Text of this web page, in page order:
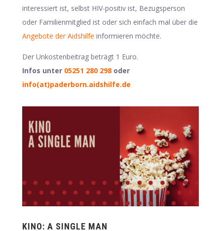
interessiert ist, selbst HIV-positiv ist, Bezugsperson
oder Familienmitglied ist oder sich einfach mal über die
Angebote der Aidshilfe informieren möchte.
Der Unkostenbeitrag beträgt 1 Euro.
Infos unter 05251 280 298oder
info(at)paderborn.aidshilfe.de
KINO: A SINGLE MAN